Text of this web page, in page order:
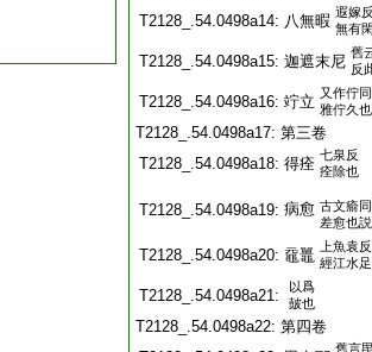
T2128_.54.0498a14: 八無暇 遐嫁
無有
T2128_.54.0498a15: 迦遮末尼 舊
反
T2128_.54.0498a16: 竚立 又作佇
雅佇久
T2128_.54.0498a17: 第三卷
T2128_.54.0498a18: 得痊 七泉反
痊除也
T2128_.54.0498a19: 病愈 古文瘉同
差愈也
T2128_.54.0498a20: 黿鼉
上魚袁
經江水
T2128_.54.0498a21:
以爲
皷也
T2128_.54.0498a22: 第四卷
舊言